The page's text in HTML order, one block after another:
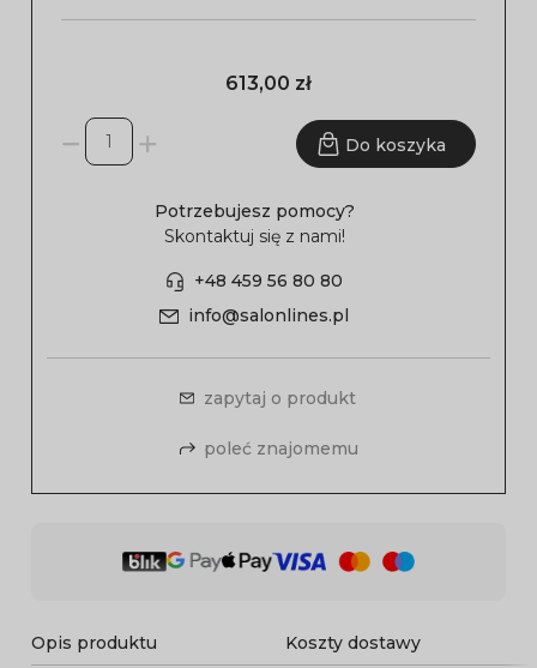
613,00 zł
Do koszyka
Potrzebujesz pomocy?
Skontaktuj się z nami!
+48 459 56 80 80
info@salonlines.pl
zapytaj o produkt
poleć znajomemu
Opis produktu Koszty dostawy